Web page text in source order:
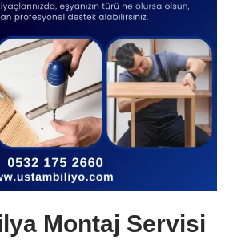
Montaj Servisi